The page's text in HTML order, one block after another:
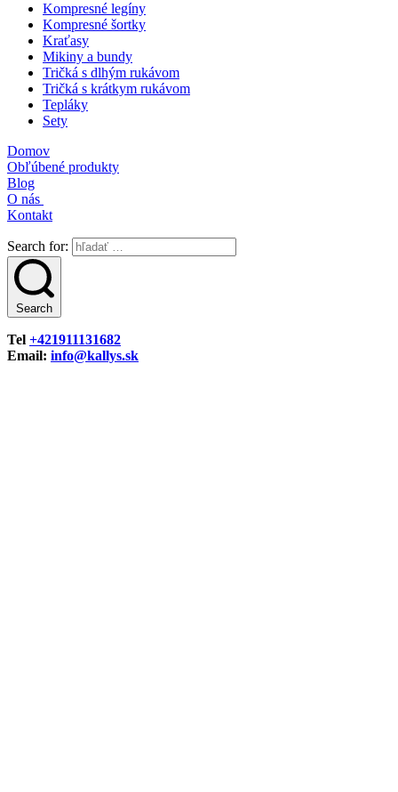
Kompresné legíny
Kompresné šortky
Kraťasy
Mikiny a bundy
Tričká s dlhým rukávom
Tričká s krátkym rukávom
Tepláky
Sety
Domov
Obľúbené produkty
Blog
O nás
Kontakt
Search for:
Search
Tel +421911131682
Email: info@kallys.sk